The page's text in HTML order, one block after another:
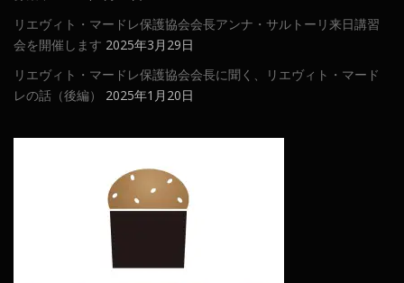
リエヴィト・マードレ保護協会会長アンナ・サルトーリ来日講習
会を開催します 2025年3月29日
リエヴィト・マードレ保護協会会長に聞く、リエヴィト・マード
レの話（後編）
2025年1月20日